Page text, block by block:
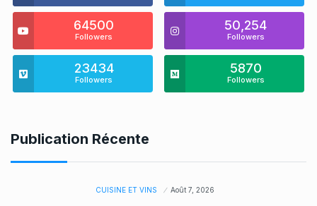
64500
Followers
50,254
Followers
23434
Followers
5870
Followers
Publication Récente
CUISINE ET VINS Août 7, 2026